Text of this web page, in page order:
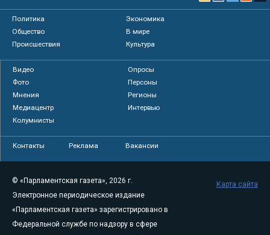
Политика
Экономика
Общество
В мире
Происшествия
Культура
Видео
Опросы
Фото
Персоны
Мнения
Регионы
Медиацентр
Интервью
Колумнисты
Контакты Реклама Вакансии
© «Парламентская газета», 2026 г.
Электронное периодическое издание
«Парламентская газета» зарегистрировано в
Федеральной службе по надзору в сфере
Карта сайта